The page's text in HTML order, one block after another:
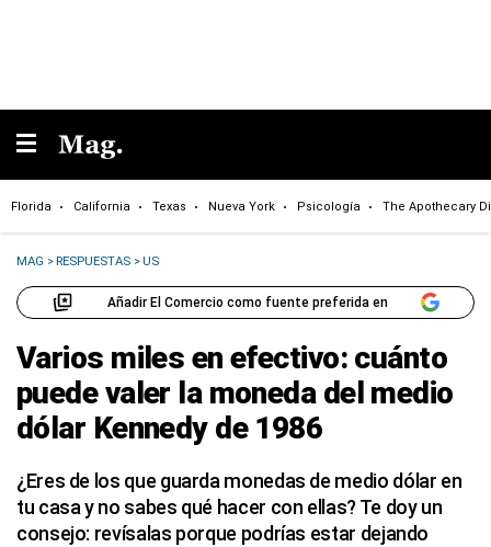
Florida California Texas Nueva York Psicología The Apothecary
MAG >RESPUESTAS >US
Añadir El Comercio como fuente preferida en
Varios miles en efectivo: cuánto
puede valer la moneda del medio
dólar Kennedy de 1986
¿Eres de los que guarda monedas de medio dólar en
tu casa y no sabes qué hacer con ellas? Te doy un
consejo: revísalas porque podrías estar dejando